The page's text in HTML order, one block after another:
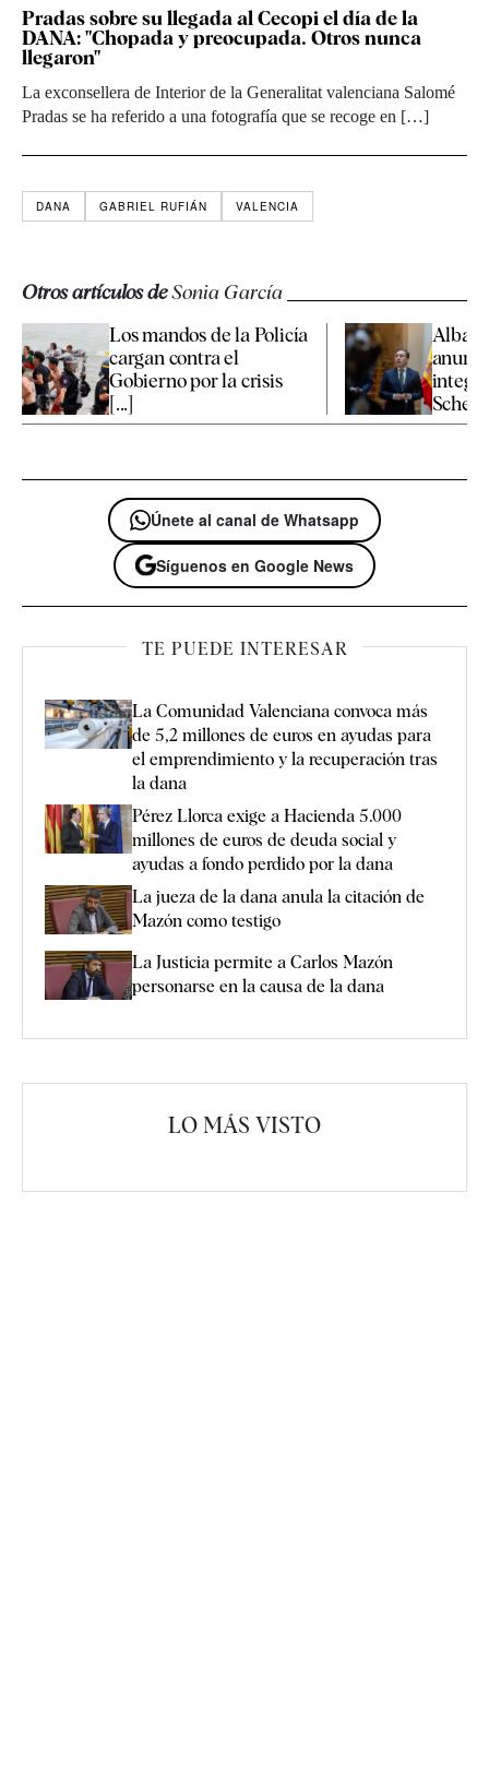
Pradas sobre su llegada al Cecopi el día de la
DANA: "Chopada y preocupada. Otros nunca
llegaron"
La exconsellera de Interior de la Generalitat valenciana Salomé
Pradas se ha referido a una fotografía que se recoge en […]
DANA GABRIEL RUFIÁN VALENCIA
Otros artículos deSonia García
Los mandos de la Policía
cargan contra el
Gobierno por la crisis
[...]
Únete al canal de Whatsapp
Síguenos en Google News
TE PUEDE INTERESAR
La Comunidad Valenciana convoca más
de 5,2 millones de euros en ayudas para
el emprendimiento y la recuperación tras
la dana
Pérez Llorca exige a Hacienda 5.000
millones de euros de deuda social y
ayudas a fondo perdido por la dana
La jueza de la dana anula la citación de
Mazón como testigo
La Justicia permite a Carlos Mazón
personarse en la causa de la dana
LO MÁS VISTO